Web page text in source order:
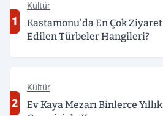
1
Kültür
Kastamonu'da En Çok Ziyaret
Edilen Türbeler Hangileri?
2
Kültür
Ev Kaya Mezarı Binlerce Yıllık